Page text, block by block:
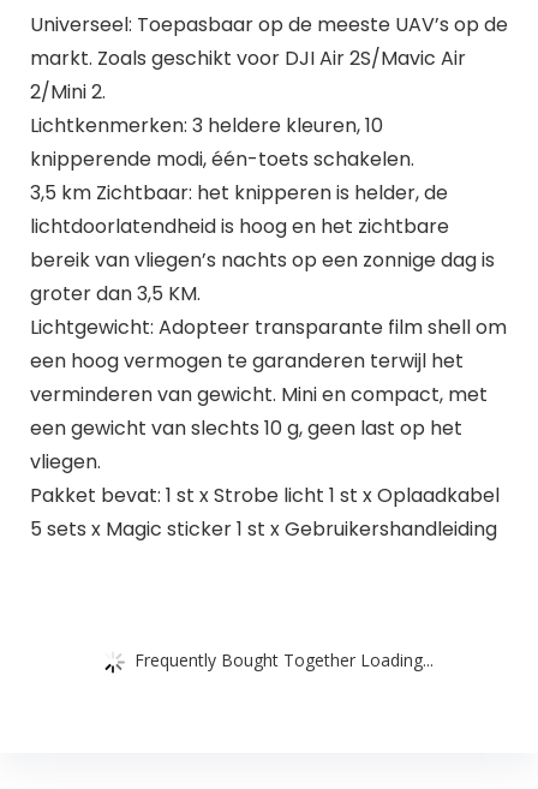
Universeel: Toepasbaar op de meeste UAV’s op de
markt. Zoals geschikt voor DJI Air 2S/Mavic Air
2/Mini 2.
Lichtkenmerken: 3 heldere kleuren, 10
knipperende modi, één-toets schakelen.
3,5 km Zichtbaar: het knipperen is helder, de
lichtdoorlatendheid is hoog en het zichtbare
bereik van vliegen’s nachts op een zonnige dag is
groter dan 3,5 KM.
Lichtgewicht: Adopteer transparante film shell om
een hoog vermogen te garanderen terwijl het
verminderen van gewicht. Mini en compact, met
een gewicht van slechts 10 g, geen last op het
vliegen.
Pakket bevat: 1 st x Strobe licht 1 st x Oplaadkabel
5 sets x Magic sticker 1 st x Gebruikershandleiding
Frequently Bought Together Loading...